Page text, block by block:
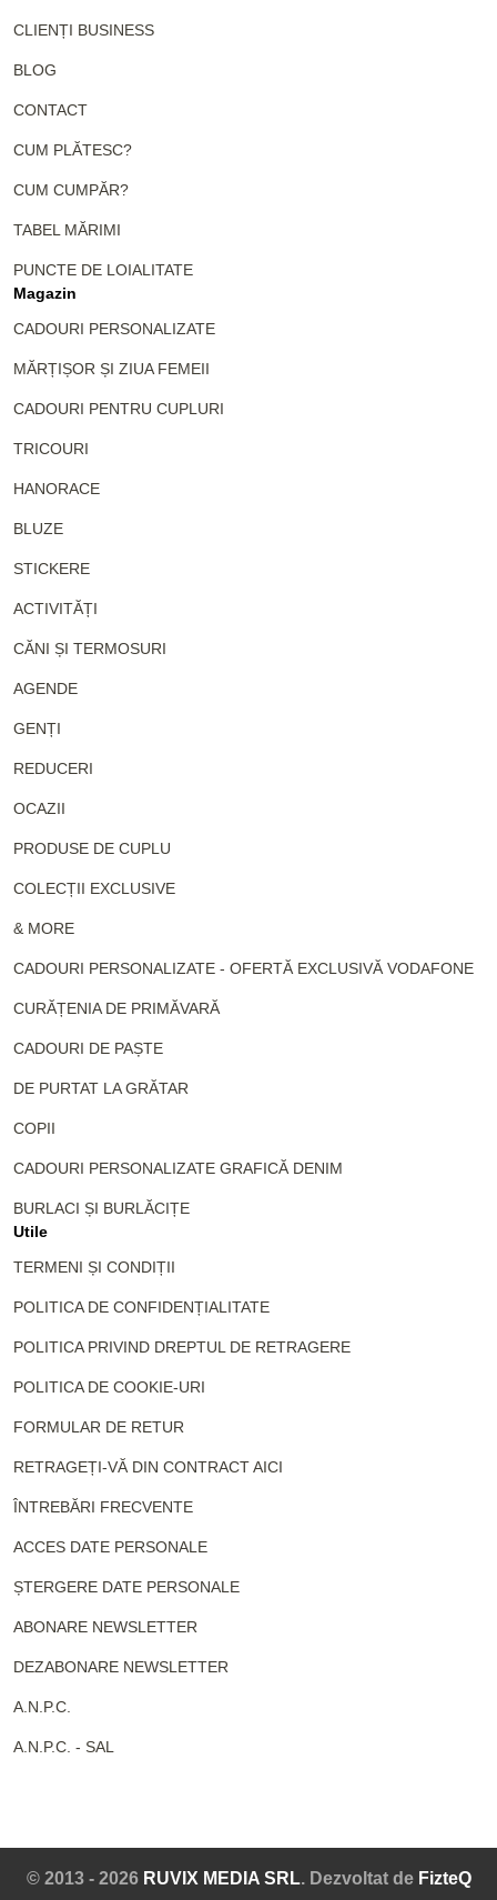
CLIENȚI BUSINESS
BLOG
CONTACT
CUM PLĂTESC?
CUM CUMPĂR?
TABEL MĂRIMI
PUNCTE DE LOIALITATE
Magazin
CADOURI PERSONALIZATE
MĂRȚIȘOR ȘI ZIUA FEMEII
CADOURI PENTRU CUPLURI
TRICOURI
HANORACE
BLUZE
STICKERE
ACTIVITĂȚI
CĂNI ȘI TERMOSURI
AGENDE
GENȚI
REDUCERI
OCAZII
PRODUSE DE CUPLU
COLECȚII EXCLUSIVE
& MORE
CADOURI PERSONALIZATE - OFERTĂ EXCLUSIVĂ VODAFONE
CURĂȚENIA DE PRIMĂVARĂ
CADOURI DE PAȘTE
DE PURTAT LA GRĂTAR
COPII
CADOURI PERSONALIZATE GRAFICĂ DENIM
BURLACI ȘI BURLĂCIȚE
Utile
TERMENI ȘI CONDIȚII
POLITICA DE CONFIDENȚIALITATE
POLITICA PRIVIND DREPTUL DE RETRAGERE
POLITICA DE COOKIE-URI
FORMULAR DE RETUR
RETRAGEȚI-VĂ DIN CONTRACT AICI
ÎNTREBĂRI FRECVENTE
ACCES DATE PERSONALE
ȘTERGERE DATE PERSONALE
ABONARE NEWSLETTER
DEZABONARE NEWSLETTER
A.N.P.C.
A.N.P.C. - SAL
© 2013 - 2026 RUVIX MEDIA SRL. Dezvoltat de FizteQ